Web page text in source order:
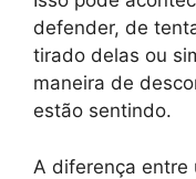
defender, de
tirado delas ou
maneira de
estão sentindo.
A diferença entre